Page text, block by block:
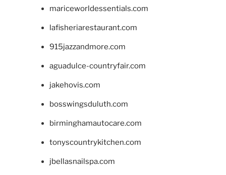
mariceworldessentials.com
lafisheriarestaurant.com
915jazzandmore.com
aguadulce-countryfair.com
jakehovis.com
bosswingsduluth.com
birminghamautocare.com
tonyscountrykitchen.com
jbellasnailspa.com